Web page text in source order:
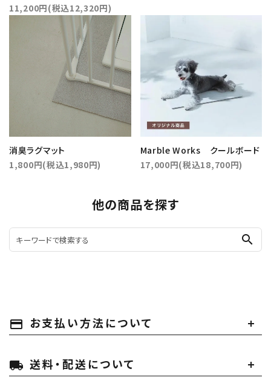
11,200円(税込12,320円)
消臭ラグマット
1,800円(税込1,980円)
Marble Works クールボード
17,000円(税込18,700円)
他の商品を探す
search
payment お支払い方法について
local_shipping 送料・配送について